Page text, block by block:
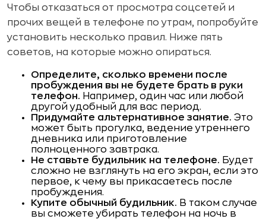
Чтобы отказаться от просмотра соцсетей и
прочих вещей в телефоне по утрам, попробуйте
установить несколько правил. Ниже пять
советов, на которые можно опираться.
Определите, сколько времени после
пробуждения вы не будете брать в руки
телефон. Например, один час или любой
другой удобный для вас период.
Придумайте альтернативное занятие. Это
может быть прогулка, ведение утреннего
дневника или приготовление
полноценного завтрака.
Не ставьте будильник на телефоне. Будет
сложно не взглянуть на его экран, если это
первое, к чему вы прикасаетесь после
пробуждения.
Купите обычный будильник. В таком случае
вы сможете убирать телефон на ночь в